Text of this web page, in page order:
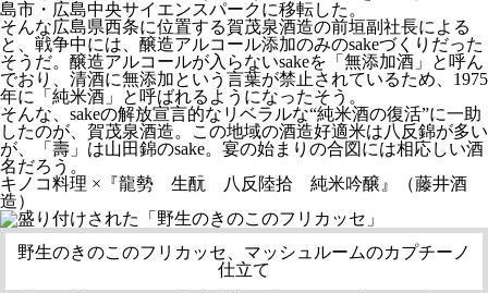
島市・広島中央サイエンスパークに移転した。
そんな広島県西条に位置する賀茂泉酒造の前垣副社長による
と、戦争中には、醸造アルコール添加のみのsakeづくりだった
そうだ。醸造アルコールが入らないsakeを「無添加酒」と呼ん
でおり、清酒に無添加という言葉が禁止されているため、1975
年に「純米酒」と呼ばれるようになったそう。
そんな、sakeの解放宣言的なリベラルな“純米酒の復活”に一助
したのが、賀茂泉酒造。この地域の酒造好適米は八反錦が多い
が、「壽」は山田錦のsake。宴の始まりの合図には相応しい酒
名だろう。
キノコ料理 ×『龍勢 生酛 八反陸拾 純米吟醸』（藤井酒
造）
野生のきのこのフリカッセ、マッシュルームのカプチーノ
仕立て